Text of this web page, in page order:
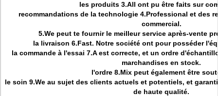
les produits 3.All ont pu être faits sur
recommandations de la technologie 4.Professional et des
commercial.
5.We peut te fournir le meilleur service après-vente
la livraison 6.Fast. Notre société ont pour posséder
la commande à l'essai 7.A est correcte, et un ordre
marchandises en stock.
l'ordre 8.Mix peut également être
le soin 9.We au sujet des clients actuels et potentiels, et
de haute qualité.